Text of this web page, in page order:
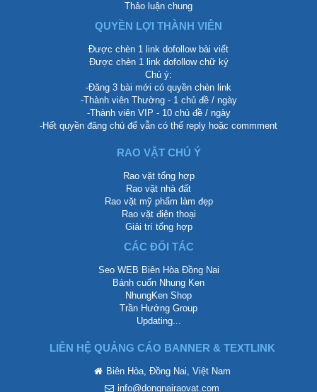
Thảo luận chung
QUYỀN LỢI THÀNH VIÊN
Được chèn 1 link dofollow bài viết
Được chèn 1 link dofollow chữ ký
Chú ý:
-Đăng 3 bài mới có quyền chèn link
-Thành viên Thường - 1 chủ đề / ngày
-Thành viên VIP - 10 chủ đề / ngày
-Hết quyền đăng chủ để vẫn có thể reply hoặc commment
RAO VẶT CHÚ Ý
Rao vặt tổng hợp
Rao vặt nhà đất
Rao vặt mỹ phẩm làm đẹp
Rao vặt điện thoại
Giải trí tổng hợp
CÁC ĐỐI TÁC
Seo WEB Biên Hòa Đồng Nai
Bánh cuốn Nhung Ken
NhungKen Shop
Trần Hướng Group
Updating...
LIÊN HỆ QUẢNG CÁO BANNER & TEXTLINK
Biên Hòa, Đồng Nai, Việt Nam
info@dongnairaovat.com